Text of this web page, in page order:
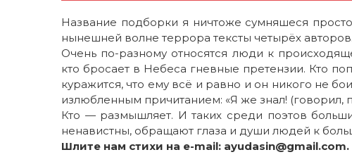
Название подборки я ничтоже сумняшеся
нынешней волне террора тексты четырёх
Очень по-разному относятся люди к
кто бросает в Небеса гневные претензии. Кто
куражится, что ему всё и равно и он никого не
излюбленным причитанием: «Я же знал! (говорил,
Кто — размышляет. И таких среди поэтов
ненавистны, обращают глаза и души людей к
Шлите нам стихи на e-mail: ayudasin@gmail.com.